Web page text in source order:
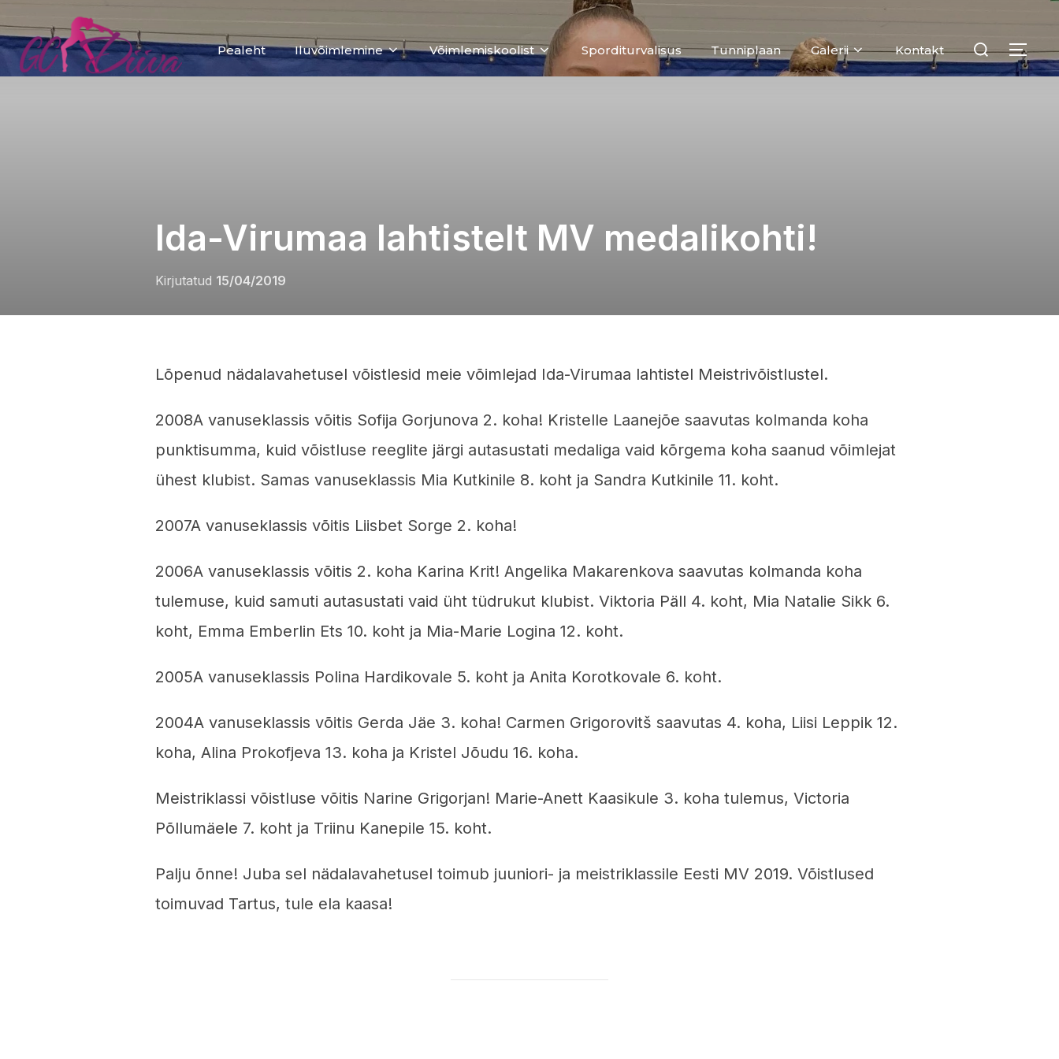
to
content
Pealeht Iluvõimlemine Võimlemiskoolist Sporditurvalisus Tunniplaan Galerii Kontakt
Search
for:
Ida-Virumaa lahtistelt MV medalikohti!
Kirjutatud Posted
15/04/2019
Lõpenud nädalavahetusel võistlesid meie võimlejad Ida-Virumaa lahtistel Meistrivõistlustel.
2008A vanuseklassis võitis Sofija Gorjunova 2. koha! Kristelle Laanejõe saavutas kolmanda koha
punktisumma, kuid võistluse reeglite järgi autasustati medaliga vaid kõrgema koha saanud võimlejat
ühest klubist. Samas vanuseklassis Mia Kutkinile 8. koht ja Sandra Kutkinile 11. koht.
2007A vanuseklassis võitis Liisbet Sorge 2. koha!
2006A vanuseklassis võitis 2. koha Karina Krit! Angelika Makarenkova saavutas kolmanda koha
tulemuse, kuid samuti autasustati vaid üht tüdrukut klubist. Viktoria Päll 4. koht, Mia Natalie Sikk 6.
koht, Emma Emberlin Ets 10. koht ja Mia-Marie Logina 12. koht.
2005A vanuseklassis Polina Hardikovale 5. koht ja Anita Korotkovale 6. koht.
2004A vanuseklassis võitis Gerda Jäe 3. koha! Carmen Grigorovitš saavutas 4. koha, Liisi Leppik 12.
koha, Alina Prokofjeva 13. koha ja Kristel Jõudu 16. koha.
Meistriklassi võistluse võitis Narine Grigorjan! Marie-Anett Kaasikule 3. koha tulemus, Victoria
Põllumäele 7. koht ja Triinu Kanepile 15. koht.
Palju õnne! Juba sel nädalavahetusel toimub juuniori- ja meistriklassile Eesti MV 2019. Võistlused
toimuvad Tartus, tule ela kaasa!